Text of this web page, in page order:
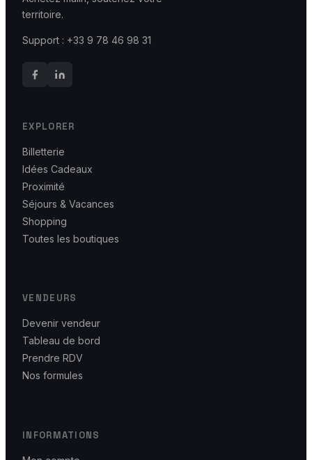
territoire.
Support : +33 9 78 46 98 31
EXPLORER
Billetterie
Idées Cadeaux
Proximité
Séjours & Vacances
Shopping
Toutes les boutiques
VENDEURS
Devenir vendeur
Tableau de bord
Prendre RDV
Nos formules
INFORMATIONS